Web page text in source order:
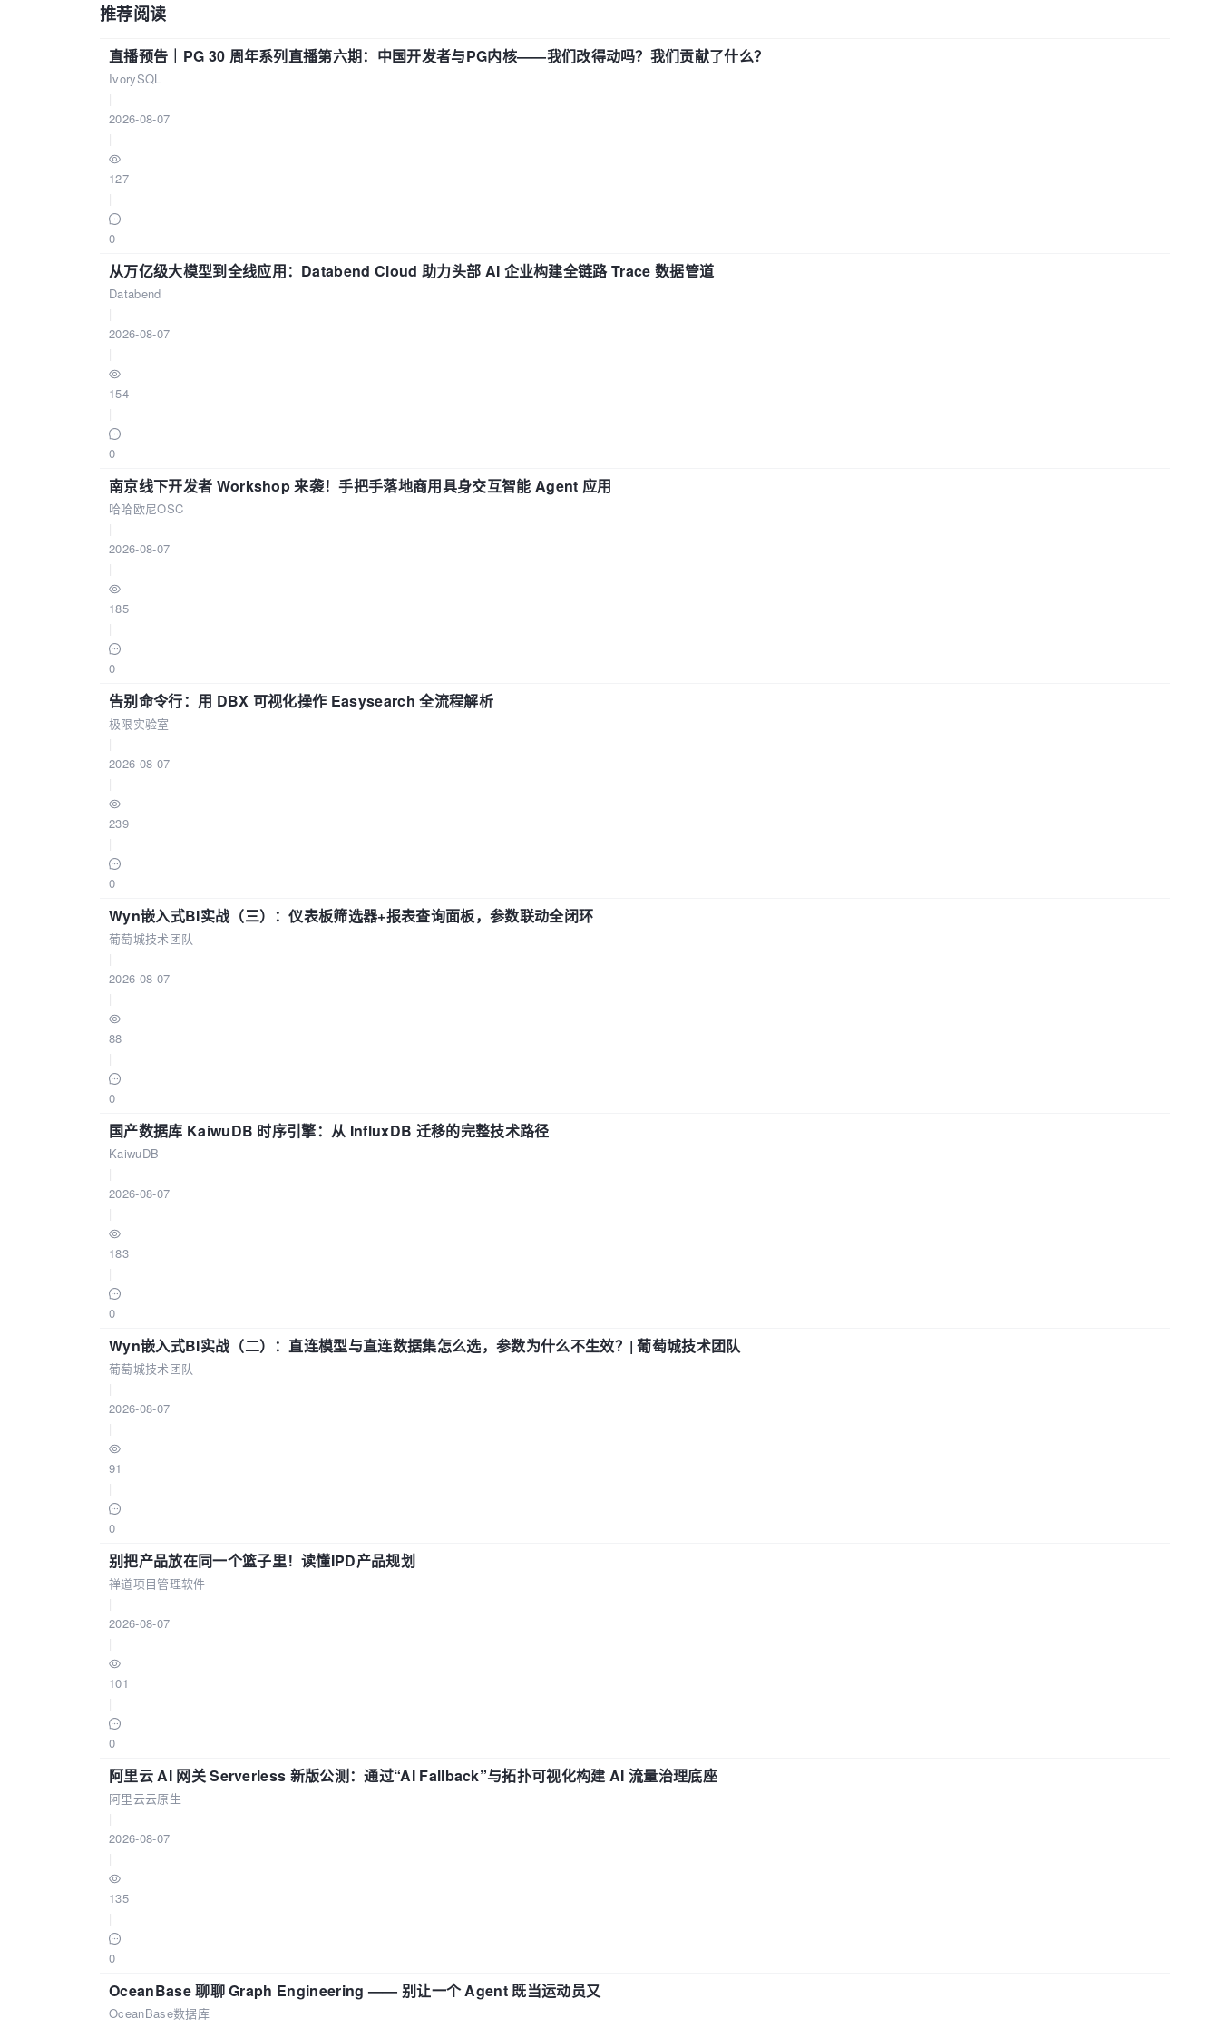
推荐阅读
直播预告｜PG 30 周年系列直播第六期：中国开发者与PG内核——我们改得动吗？我们贡献了什么？
IvorySQL
2026-08-07
127
0
从万亿级大模型到全线应用：Databend Cloud 助力头部 AI 企业构建全链路 Trace 数据管道
Databend
2026-08-07
154
0
南京线下开发者 Workshop 来袭！手把手落地商用具身交互智能 Agent 应用
哈哈欧尼OSC
2026-08-07
185
0
告别命令行：用 DBX 可视化操作 Easysearch 全流程解析
极限实验室
2026-08-07
239
0
Wyn嵌入式BI实战（三）：仪表板筛选器+报表查询面板，参数联动全闭环
葡萄城技术团队
2026-08-07
88
0
国产数据库 KaiwuDB 时序引擎：从 InfluxDB 迁移的完整技术路径
KaiwuDB
2026-08-07
183
0
Wyn嵌入式BI实战（二）：直连模型与直连数据集怎么选，参数为什么不生效？| 葡萄城技术团队
葡萄城技术团队
2026-08-07
91
0
别把产品放在同一个篮子里！读懂IPD产品规划
禅道项目管理软件
2026-08-07
101
0
阿里云 AI 网关 Serverless 新版公测：通过“AI Fallback”与拓扑可视化构建 AI 流量治理底座
阿里云云原生
2026-08-07
135
0
OceanBase 聊聊 Graph Engineering —— 别让一个 Agent 既当运动员又
OceanBase数据库